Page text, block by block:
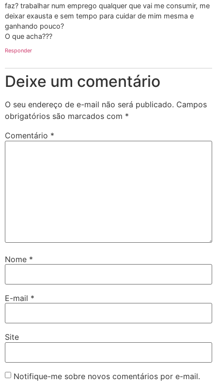
faz? trabalhar num emprego qualquer que vai me consumir, me
deixar exausta e sem tempo para cuidar de mim mesma e
ganhando pouco?
O que acha???
Responder
Deixe um comentário
O seu endereço de e-mail não será publicado. Campos
obrigatórios são marcados com *
Comentário *
Nome *
E-mail *
Site
Notifique-me sobre novos comentários por e-mail.